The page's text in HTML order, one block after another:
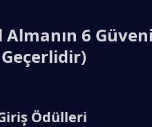
Almanın 6
Ödülleri